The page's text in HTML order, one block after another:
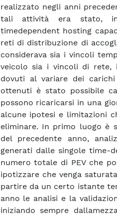
realizzato negli anni
tali attività era stato,
timedependent hosting
reti di distribuzione di
considerava sia i vincoli
veicolo sia i vincoli di rete,
dovuti al variare dei
ottenuti è stato possibile
possono ricaricarsi in una
alcune ipotesi e limitazioni
eliminare. In primo luogo è
del precedente anno,
generati dalle singole time-
numero totale di PEV che
ipotizzare che venga
partire da un certo istante
anno le analisi e la
iniziando sempre